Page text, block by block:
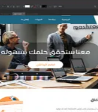
منصة أفق للتدريب
التفاصيل